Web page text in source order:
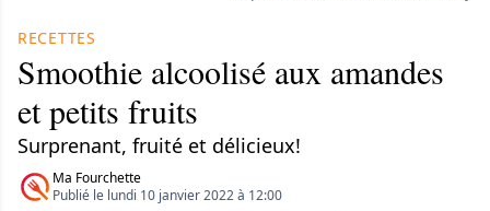
RECETTES
Smoothie alcoolisé aux amandes
et petits fruits
Surprenant, fruité et délicieux!
Ma Fourchette
Publié le lundi 10 janvier 2022 à 12:00